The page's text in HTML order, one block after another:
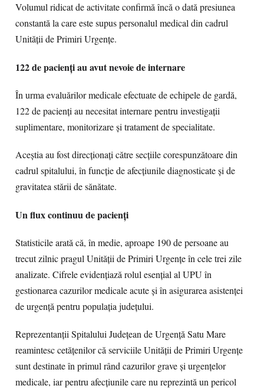
Volumul ridicat de activitate confirmă încă o dată presiunea
constantă la care este supus personalul medical din cadrul
Unității de Primiri Urgențe.
122 de pacienți au avut nevoie de internare
În urma evaluărilor medicale efectuate de echipele de gardă,
122 de pacienți au necesitat internare pentru investigații
suplimentare, monitorizare și tratament de specialitate.
Aceștia au fost direcționați către secțiile corespunzătoare din
cadrul spitalului, în funcție de afecțiunile diagnosticate și de
gravitatea stării de sănătate.
Un flux continuu de pacienți
Statisticile arată că, în medie, aproape 190 de persoane au
trecut zilnic pragul Unității de Primiri Urgențe în cele trei zile
analizate. Cifrele evidențiază rolul esențial al UPU în
gestionarea cazurilor medicale acute și în asigurarea asistenței
de urgență pentru populația județului.
Reprezentanții Spitalului Județean de Urgență Satu Mare
reamintesc cetățenilor că serviciile Unității de Primiri Urgențe
sunt destinate în primul rând cazurilor grave și urgențelor
medicale, iar pentru afecțiunile care nu reprezintă un pericol